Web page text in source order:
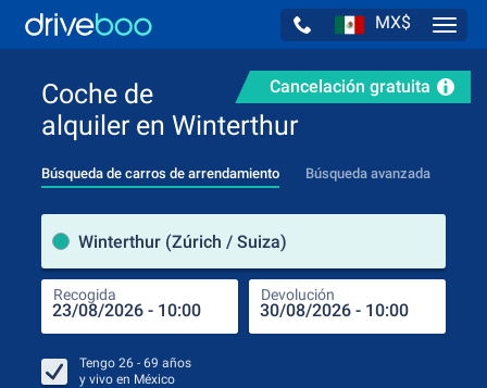
MX$
Cancelación gratuita
Coche de
alquiler en Winterthur
Búsqueda de carros de arrendamiento Búsqueda avanzada
Winterthur (Zúrich / Suiza)
Recogida Devolución
Tengo 26 - 69 años
y vivo en México